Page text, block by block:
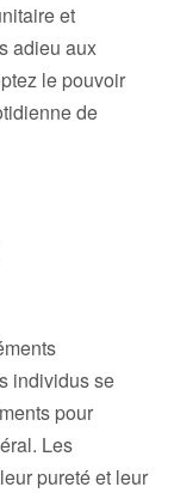
et
adieu aux
le pouvoir
de
individus se
pour
Les
pureté et leur